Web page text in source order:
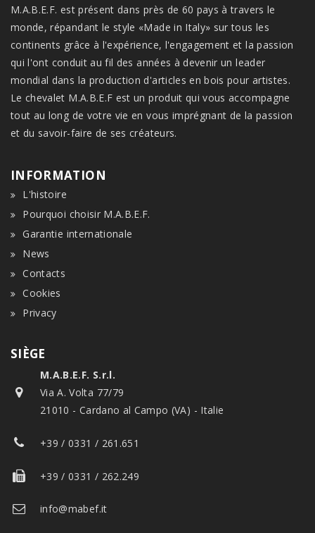
M.A.B.E.F. est présent dans près de 60 pays à travers le
monde, répandant le style «Made in Italy» sur tous les
continents grâce à l'expérience, l'engagement et la passion
qui l'ont conduit au fil des années à devenir un leader
mondial dans la production d'articles en bois pour artistes.
Le chevalet M.A.B.E.F est un produit qui vous accompagne
tout au long de votre vie en vous imprégnant de la passion
et du savoir-faire de ses créateurs.
INFORMATION
L'histoire
Pourquoi choisir M.A.B.E.F.
Garantie internationale
News
Contacts
Cookies
Privacy
SIÈGE
M.A.B.E.F. S.r.l.
Via A. Volta 77/79
21010 - Cardano al Campo (VA) - Italie
+39 / 0331 / 261.651
+39 / 0331 / 262.249
info@mabef.it